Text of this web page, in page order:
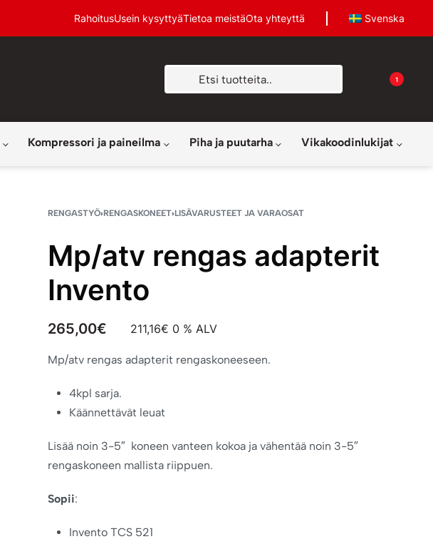
RahoitusUsein kysyttyäTietoa meistäOta yhteyttä Svenska
1
Kompressori ja paineilma Piha ja puutarha Vikakoodinlukijat
RENGASTYÖ›RENGASKONEET›LISÄVARUSTEET JA VARAOSAT
Mp/atv rengas adapterit
Invento
265,00€ 211,16€ 0 % ALV
Mp/atv rengas adapterit rengaskoneeseen.
4kpl sarja.
Käännettävät leuat
Lisää noin 3-5″ koneen vanteen kokoa ja vähentää noin 3-5″
rengaskoneen mallista riippuen.
Sopii:
Invento TCS 521